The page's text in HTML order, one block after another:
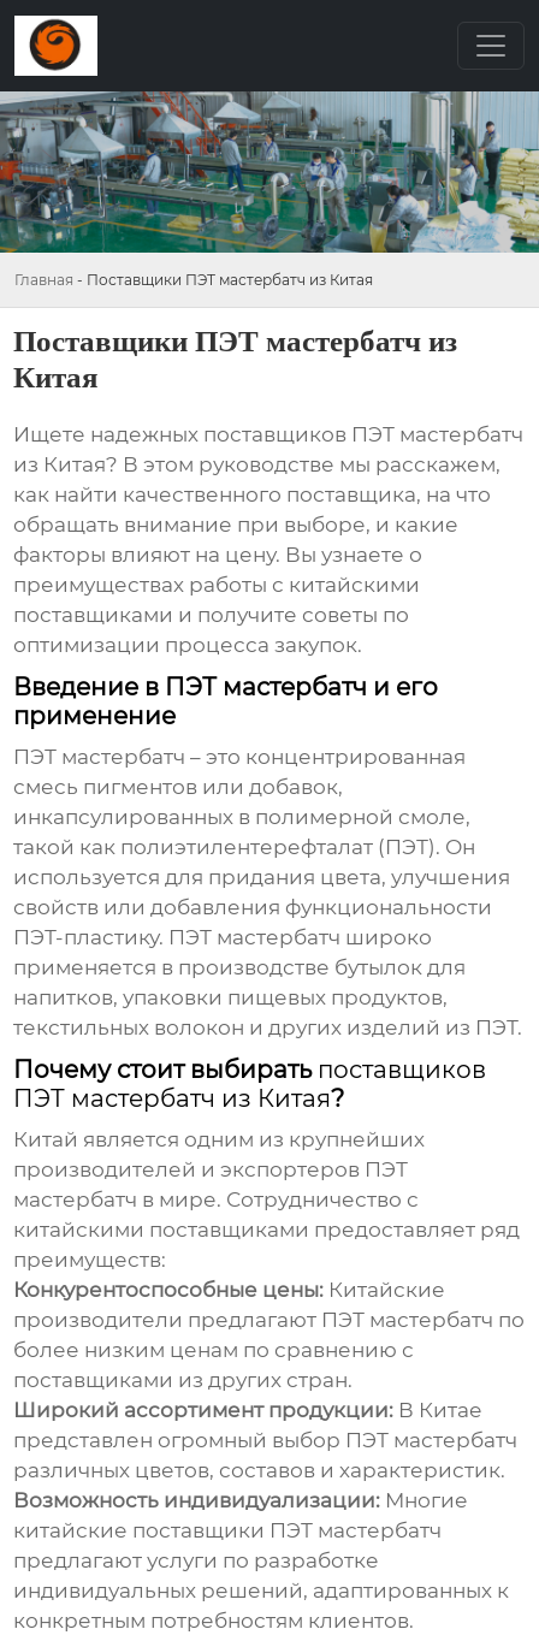
Главная - Поставщики ПЭТ мастербатч из Китая
Поставщики ПЭТ мастербатч из
Китая
Ищете надежных поставщиков ПЭТ мастербатч
из Китая? В этом руководстве мы расскажем,
как найти качественного поставщика, на что
обращать внимание при выборе, и какие
факторы влияют на цену. Вы узнаете о
преимуществах работы с китайскими
поставщиками и получите советы по
оптимизации процесса закупок.
Введение в ПЭТ мастербатч и его
применение
ПЭТ мастербатч – это концентрированная
смесь пигментов или добавок,
инкапсулированных в полимерной смоле,
такой как полиэтилентерефталат (ПЭТ). Он
используется для придания цвета, улучшения
свойств или добавления функциональности
ПЭТ-пластику. ПЭТ мастербатч широко
применяется в производстве бутылок для
напитков, упаковки пищевых продуктов,
текстильных волокон и других изделий из ПЭТ.
Почему стоит выбирать поставщиков
ПЭТ мастербатч из Китая?
Китай является одним из крупнейших
производителей и экспортеров ПЭТ
мастербатч в мире. Сотрудничество с
китайскими поставщиками предоставляет ряд
преимуществ:
Конкурентоспособные цены: Китайские
производители предлагают ПЭТ мастербатч по
более низким ценам по сравнению с
поставщиками из других стран.
Широкий ассортимент продукции: В Китае
представлен огромный выбор ПЭТ мастербатч
различных цветов, составов и характеристик.
Возможность индивидуализации: Многие
китайские поставщики ПЭТ мастербатч
предлагают услуги по разработке
индивидуальных решений, адаптированных к
конкретным потребностям клиентов.